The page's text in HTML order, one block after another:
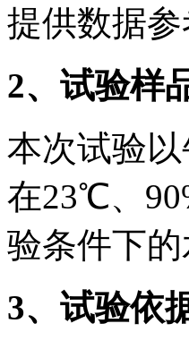
提供数据参
2、试验样
本次试验
在23℃、
验条件下
3、试验依